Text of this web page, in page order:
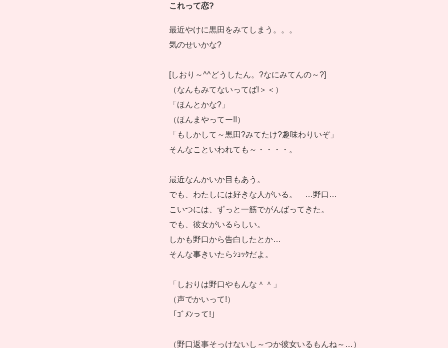
これって恋?
最近やけに黒田をみてしまう。。。
気のせいかな?
[しおり～^^どうしたん。?なにみてんの～?]
（なんもみてないってば!＞＜）
「ほんとかな?」
（ほんまやってー!!）
「もしかして～黒田?みてたけ?趣味わりいぞ」
そんなこといわれても～・・・・。
最近なんかいか目もあう。
でも、わたしには好きな人がいる。 …野口…
こいつには、ずっと一筋でがんばってきた。
でも、彼女がいるらしい。
しかも野口から告白したとか…
そんな事きいたらｼｮｯｸだよ。
「しおりは野口やもんな＾＾」
（声でかいって!）
「ｺﾞﾒﾝって!」
（野口返事そっけないし～つか彼女いるもんね～…）